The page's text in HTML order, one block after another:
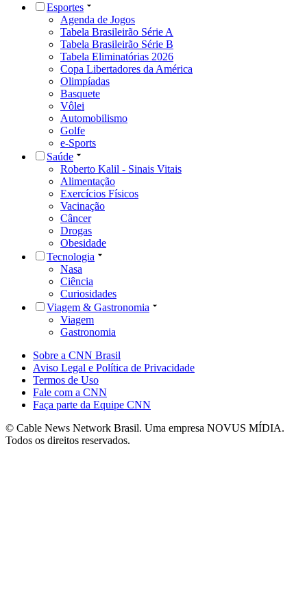
Esportes
Agenda de Jogos
Tabela Brasileirão Série A
Tabela Brasileirão Série B
Tabela Eliminatórias 2026
Copa Libertadores da América
Olimpíadas
Basquete
Vôlei
Automobilismo
Golfe
e-Sports
Saúde
Roberto Kalil - Sinais Vitais
Alimentação
Exercícios Físicos
Vacinação
Câncer
Drogas
Obesidade
Tecnologia
Nasa
Ciência
Curiosidades
Viagem & Gastronomia
Viagem
Gastronomia
Sobre a CNN Brasil
Aviso Legal e Política de Privacidade
Termos de Uso
Fale com a CNN
Faça parte da Equipe CNN
© Cable News Network Brasil. Uma empresa NOVUS MÍDIA.
Todos os direitos reservados.